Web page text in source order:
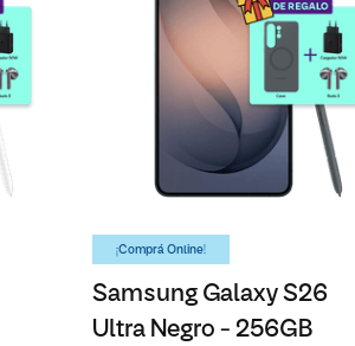
¡Comprá Online!
Samsung Galaxy S26
Ultra Negro - 256GB